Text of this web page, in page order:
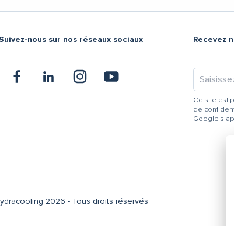
nous sur nos réseaux sociaux Recevez
Ce site est
de
Google
2026 - Tous droits réservés